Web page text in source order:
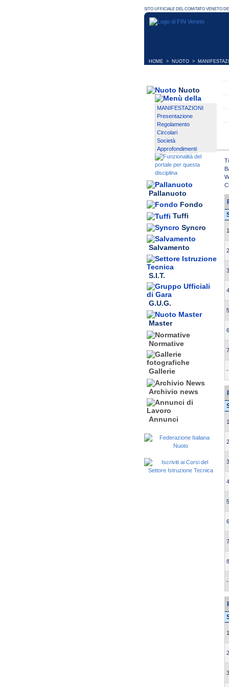
HOME > NUOTO >
Nuoto
MANIFESTAZIONI
Presentazione
Regolamento
Circolari
Società
Approfondimenti
Pallanuoto
Fondo
Tuffi
Syncro
Salvamento
S.I.T.
G.U.G.
Master
Normative
Gallerie
Archivio news
Annunci
-
-